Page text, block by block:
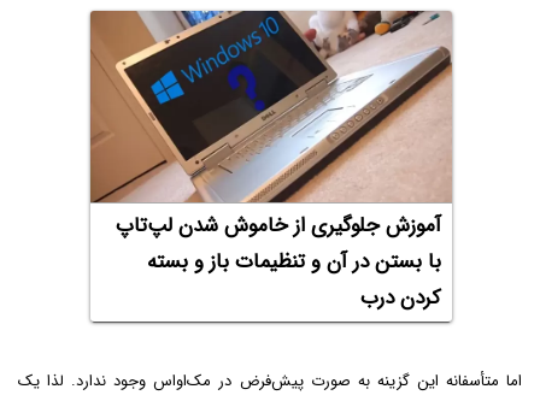
آموزش جلوگیری از خاموش شدن لپ‌تاپ
با بستن در آن و تنظیمات باز و بسته
کردن درب
اما متأسفانه این گزینه به صورت پیش‌فرض در مک‌او‌اس وجود ندارد. لذا یک